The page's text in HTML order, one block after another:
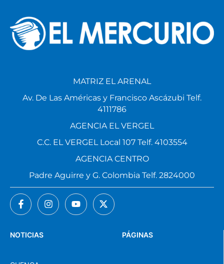
PÁGINAS
NOTICIAS
MATRIZ EL ARENAL
Av. De Las Américas y Francisco Ascázubi Telf.
4111786
AGENCIA EL VERGEL
C.C. EL VERGEL Local 107 Telf. 4103554
AGENCIA CENTRO
Padre Aguirre y G. Colombia Telf. 2824000